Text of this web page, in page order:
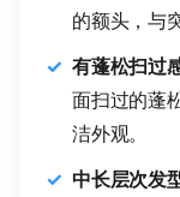
的额头，与
有蓬松扫过
面扫过的蓬
洁外观。
中长层次发